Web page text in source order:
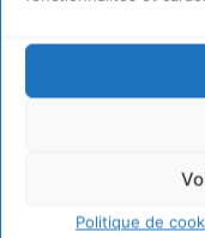
Politique de